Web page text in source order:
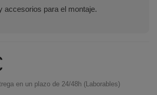
accesorios para el montaje.
en un plazo de 24/48h (Laborables)